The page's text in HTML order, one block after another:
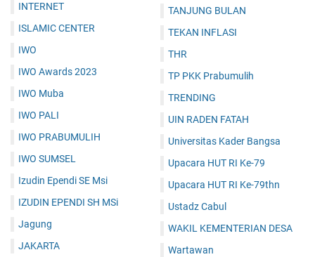
INTERNET
ISLAMIC CENTER
IWO
IWO Awards 2023
IWO Muba
IWO PALI
IWO PRABUMULIH
IWO SUMSEL
Izudin Ependi SE Msi
IZUDIN EPENDI SH MSi
Jagung
JAKARTA
TANJUNG BULAN
TEKAN INFLASI
THR
TP PKK Prabumulih
TRENDING
UIN RADEN FATAH
Universitas Kader Bangsa
Upacara HUT RI Ke-79
Upacara HUT RI Ke-79thn
Ustadz Cabul
WAKIL KEMENTERIAN DESA
Wartawan